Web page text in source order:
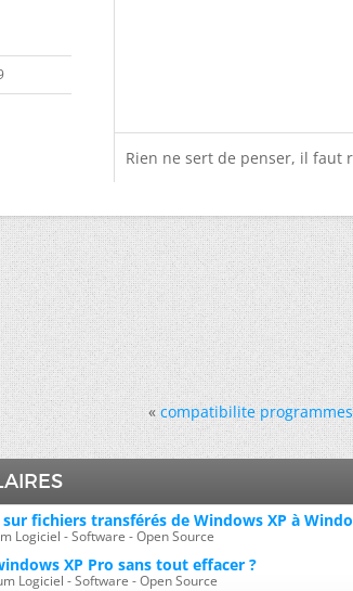
Rien ne sert de penser, il faut
« compatibilite
fichiers transférés de Windows XP à
Logiciel - Software - Open Source
XP Pro sans tout effacer ?
Logiciel - Software - Open Source